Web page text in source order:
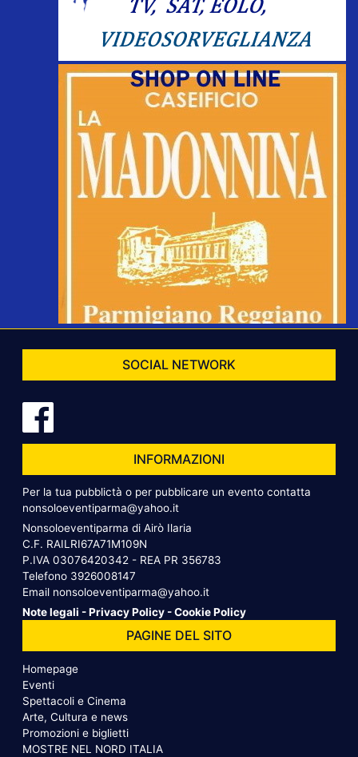
SOCIAL NETWORK
INFORMAZIONI
Per la tua pubblictà o per pubblicare un evento contatta
nonsoloeventiparma@yahoo.it
Nonsoloeventiparma di Airò Ilaria
C.F. RAILRI67A71M109N
P.IVA 03076420342 - REA PR 356783
Telefono 3926008147
Email nonsoloeventiparma@yahoo.it
Note legali -Privacy Policy -Cookie Policy
PAGINE DEL SITO
Homepage
Eventi
Spettacoli e Cinema
Arte, Cultura e news
Promozioni e biglietti
MOSTRE NEL NORD ITALIA